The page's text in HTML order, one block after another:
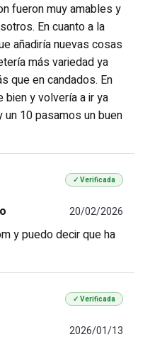
fueron muy amables y
En cuanto a la
añadiría nuevas cosas
más variedad ya
que en candados. En
y volvería a ir ya
10 pasamos un buen
✓ Verificada
20/02/2026
y puedo decir que ha
✓ Verificada
2026/01/13